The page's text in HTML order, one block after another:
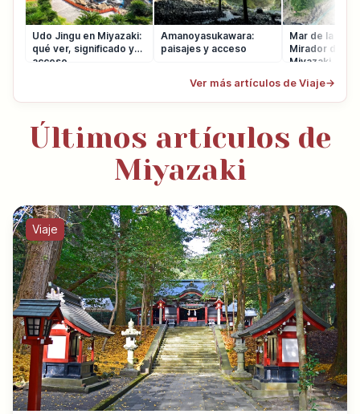
Udo Jingu en Miyazaki:
qué ver, significado y
acceso
Amanoyasukawara:
paisajes y acceso
Mar de la
Mirador del
Miyazaki
Ver más artículos de Viaje→
Últimos artículos de
Miyazaki
Viaje